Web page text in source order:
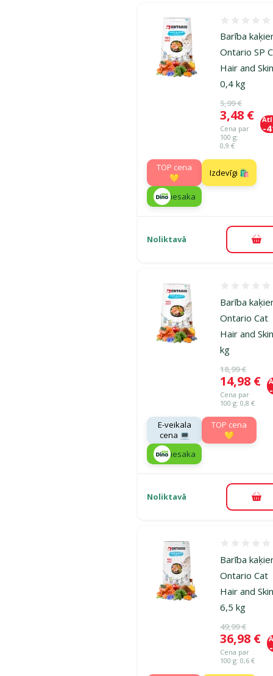
Barība
Ontario SP
Hair and
0,4 kg
Oriģinālā
5,99 €
Cena
3,48 €
Cena par
100 g:
0,9 €
-
TOP cena
💛
Izdevīgi 🛍️
iesaka
Noliktavā
Barība
Ontario Cat
Hair and
kg
Oriģinālā
18,99 €
Cena
14,98 €
Cena par
100 g: 0,8 €
E-veikala
cena 💻
TOP cena
💛
iesaka
Noliktavā
Barība
Ontario Cat
Hair and
6,5 kg
Oriģinālā
49,99 €
Cena
36,98 €
Cena par
100 g: 0,6 €